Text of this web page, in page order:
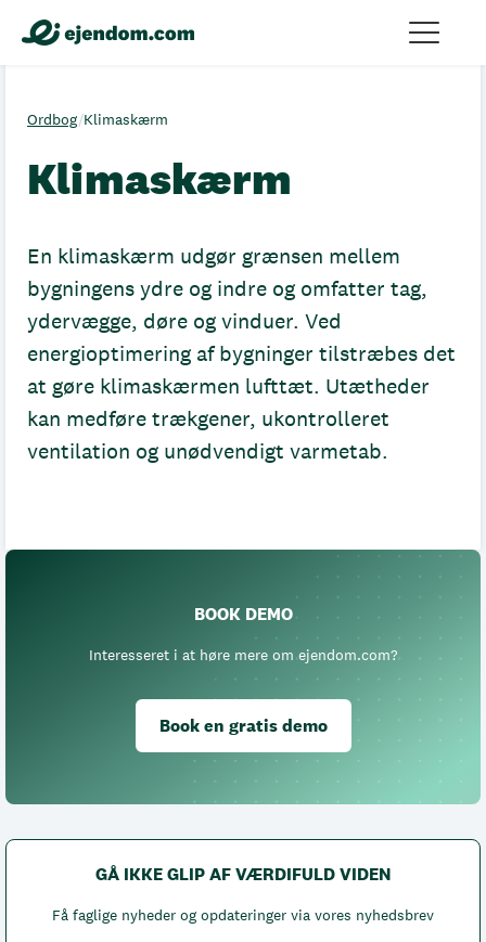
Ordbog/Klimaskærm
Klimaskærm
En klimaskærm udgør grænsen mellem
bygningens ydre og indre og omfatter tag,
ydervægge, døre og vinduer. Ved
energioptimering af bygninger tilstræbes det
at gøre klimaskærmen lufttæt. Utætheder
kan medføre trækgener, ukontrolleret
ventilation og unødvendigt varmetab.
BOOK DEMO
Interesseret i at høre mere om ejendom.com?
Book en gratis demo
GÅ IKKE GLIP AF VÆRDIFULD VIDEN
Få faglige nyheder og opdateringer via vores nyhedsbrev